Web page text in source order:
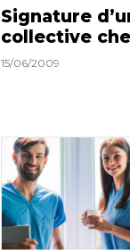
Signature
collective
15/06/2009